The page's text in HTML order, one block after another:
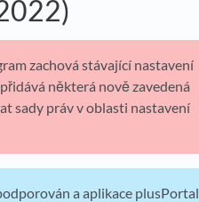
zachová stávající nastavení
některá nově zavedená
sady práv v oblasti nastavení
a aplikace plusPortal